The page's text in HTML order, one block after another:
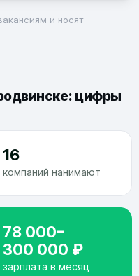
и носят
цифры
16
компаний нанимают
78 000–
300 000 ₽
зарплата в месяц